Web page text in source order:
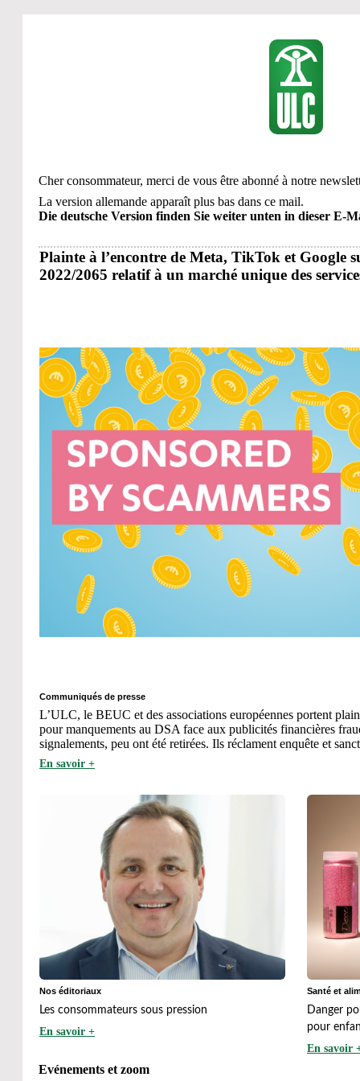
Cher consommateur, merci de vous être abonné à notre
La version allemande apparaît plus bas dans ce mail.
Die deutsche Version finden Sie weiter unten in dieser E-
Plainte à l’encontre de Meta, TikTok et Google
2022/2065 relatif à un marché unique des
Communiqués de presse
L’ULC, le BEUC et des associations européennes portent
pour manquements au DSA face aux publicités financières
signalements, peu ont été retirées. Ils réclament enquête et
En savoir +
Nos éditoriaux
Les consommateurs sous pression
En savoir +
Santé et
Danger
pour
En savoir
Evénements et zoom